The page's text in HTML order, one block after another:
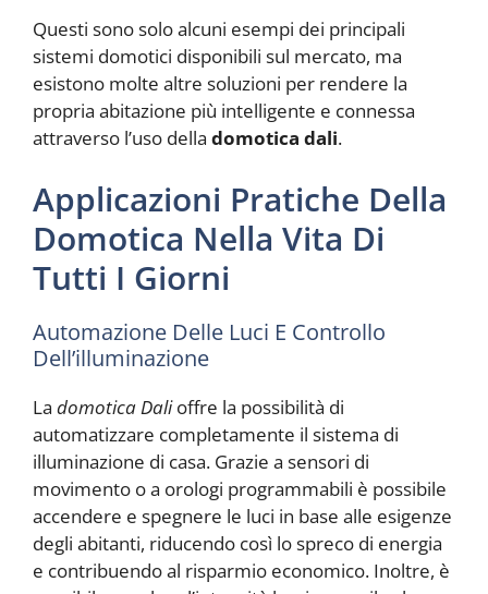
Questi sono solo alcuni esempi dei principali
sistemi domotici disponibili sul mercato, ma
esistono molte altre soluzioni per rendere la
propria abitazione più intelligente e connessa
attraverso l’uso della domotica dali.
Applicazioni Pratiche Della
Domotica Nella Vita Di
Tutti I Giorni
Automazione Delle Luci E Controllo
Dell’illuminazione
La domotica Dalioffre la possibilità di
automatizzare completamente il sistema di
illuminazione di casa. Grazie a sensori di
movimento o a orologi programmabili è possibile
accendere e spegnere le luci in base alle esigenze
degli abitanti, riducendo così lo spreco di energia
e contribuendo al risparmio economico. Inoltre, è